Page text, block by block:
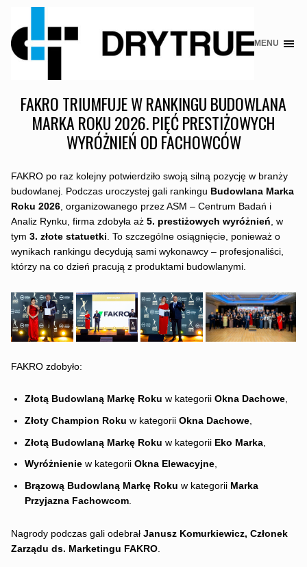
Skip
MENU
FAKRO TRIUMFUJE W RANKINGU BUDOWLANA
MARKA ROKU 2026. PIĘĆ PRESTIŻOWYCH
WYRÓŻNIEŃ OD FACHOWCÓW
FAKRO po raz kolejny potwierdziło swoją silną pozycję w branży
budowlanej. Podczas uroczystej gali rankingu Budowlana Marka
Roku 2026, organizowanego przez ASM – Centrum Badań i
Analiz Rynku, firma zdobyła aż 5. prestiżowych wyróżnień, w
tym 3. złote statuetki. To szczególne osiągnięcie, ponieważ o
wynikach rankingu decydują sami wykonawcy – profesjonaliści,
którzy na co dzień pracują z produktami budowlanymi.
FAKRO zdobyło:
Złotą Budowlaną Markę Roku w kategoriiOkna Dachowe,
Złoty Champion Roku w kategoriiOkna Dachowe
Złotą Budowlaną Markę Roku w kategorii Eko Marka
Wyróżnienie w kategoriiOkna Elewacyjne,
Brązową Budowlaną Markę Roku w kategorii Marka
Przyjazna Fachowcom.
Nagrody podczas gali odebrał Janusz Komurkiewicz, Członek
Zarządu ds. Marketingu FAKRO.